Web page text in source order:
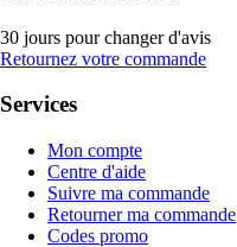
30 jours pour changer d'avis
Retournez votre commande
Services
Mon compte
Centre d'aide
Suivre ma commande
Retourner ma commande
Codes promo